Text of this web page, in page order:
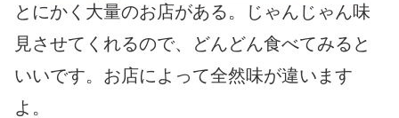
とにかく大量のお店がある。じゃんじゃん味
見させてくれるので、どんどん食べてみると
いいです。お店によって全然味が違います
よ。